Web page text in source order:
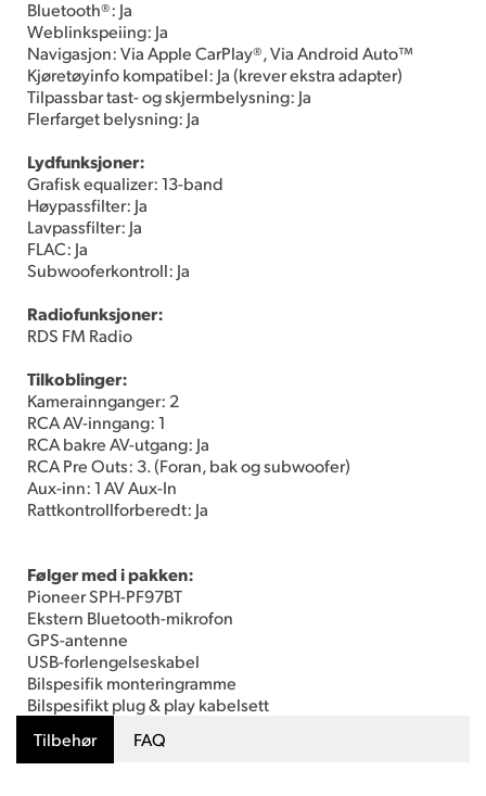
Bluetooth®: Ja
Weblinkspeiing: Ja
Navigasjon: Via Apple CarPlay®, Via Android Auto™
Kjøretøyinfo kompatibel: Ja (krever ekstra adapter)
Tilpassbar tast- og skjermbelysning: Ja
Flerfarget belysning: Ja
Lydfunksjoner:
Grafisk equalizer: 13-band
Høypassfilter: Ja
Lavpassfilter: Ja
FLAC: Ja
Subwooferkontroll: Ja
Radiofunksjoner:
RDS FM Radio
Tilkoblinger:
Kamerainnganger: 2
RCA AV-inngang: 1
RCA bakre AV-utgang: Ja
RCA Pre Outs: 3. (Foran, bak og subwoofer)
Aux-inn: 1 AV Aux-In
Rattkontrollforberedt: Ja
Følger med i pakken:
Pioneer SPH-PF97BT
Ekstern Bluetooth-mikrofon
GPS-antenne
USB-forlengelseskabel
Bilspesifik monteringramme
Bilspesifikt plug & play kabelsett
Tilbehør
FAQ